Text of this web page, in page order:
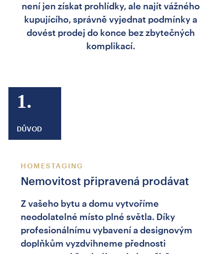
není jen získat prohlídky, ale najít vážného
kupujícího, správně vyjednat podmínky a
dovést prodej do konce bez zbytečných
komplikací.
1.
DŮVOD
HOMESTAGING
Nemovitost připravená prodávat
Z vašeho bytu a domu vytvoříme
neodolatelné místo plné světla. Díky
profesionálnímu vybavení a designovým
doplňkům vyzdvihneme přednosti